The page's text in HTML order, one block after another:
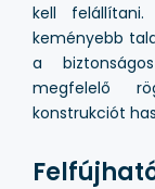
kell felállítani.
keményebb
a
megfelelő
konstrukciót